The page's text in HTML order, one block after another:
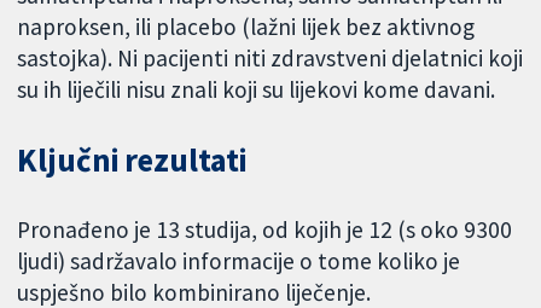
naproksen, ili placebo (lažni lijek bez aktivnog
sastojka). Ni pacijenti niti zdravstveni djelatnici koji
su ih liječili nisu znali koji su lijekovi kome davani.
Ključni rezultati
Pronađeno je 13 studija, od kojih je 12 (s oko 9300
ljudi) sadržavalo informacije o tome koliko je
uspješno bilo kombinirano liječenje.